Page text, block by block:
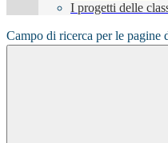
I progetti delle
Campo di ricerca per le pagine